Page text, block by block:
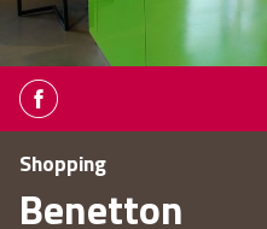
Shopping
Benetton